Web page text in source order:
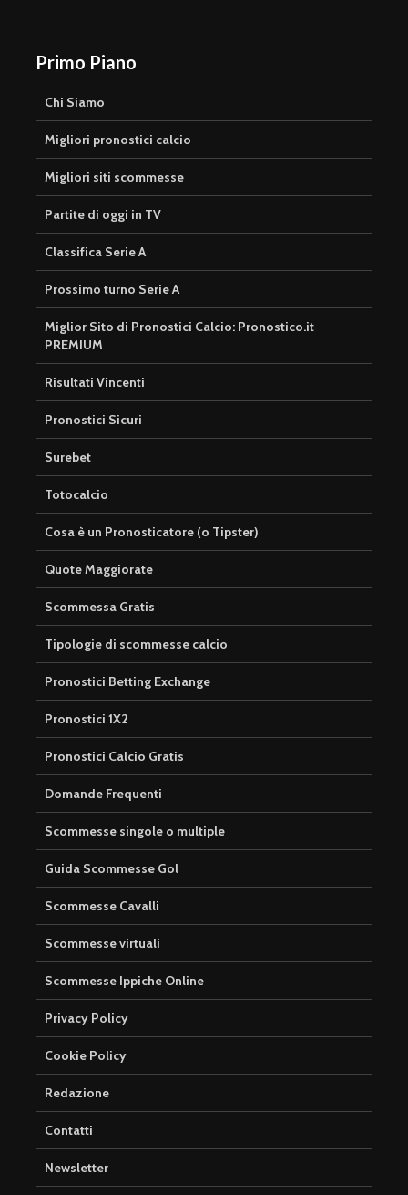
Primo Piano
Chi Siamo
Migliori pronostici calcio
Migliori siti scommesse
Partite di oggi in TV
Classifica Serie A
Prossimo turno Serie A
Miglior Sito di Pronostici Calcio: Pronostico.it
PREMIUM
Risultati Vincenti
Pronostici Sicuri
Surebet
Totocalcio
Cosa è un Pronosticatore (o Tipster)
Quote Maggiorate
Scommessa Gratis
Tipologie di scommesse calcio
Pronostici Betting Exchange
Pronostici 1X2
Pronostici Calcio Gratis
Domande Frequenti
Scommesse singole o multiple
Guida Scommesse Gol
Scommesse Cavalli
Scommesse virtuali
Scommesse Ippiche Online
Privacy Policy
Cookie Policy
Redazione
Contatti
Newsletter